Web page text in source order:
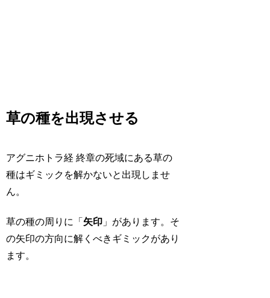
草の種を出現させる
アグニホトラ経 終章の死域にある草の
種はギミックを解かないと出現しませ
ん。
草の種の周りに「 矢印 」があります。そ
の矢印の方向に解くべきギミックがあり
ます。